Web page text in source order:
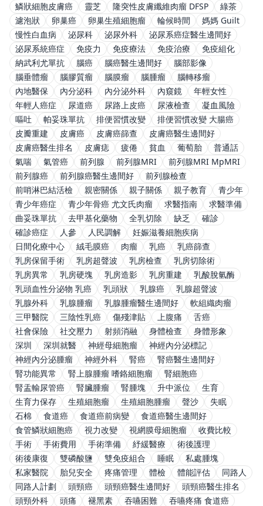
鱗狀細胞皮膚癌
靈芝 隆突性皮膚纖維肉瘤 DFSP
綠茶
濾泡狀
卵巢癌 卵巢生殖細胞瘤 輪候時間
媽媽 Guilt
慢性白血病
泌尿科 泌尿外科
泌尿系癌症醫生邊間好
泌尿系統癌症
免疫力 免疫療法 免疫治療
免疫組化
納武利尤單抗
腦癌 腦癌醫生邊間好
腦部影像
腦垂體瘤
腦膠質瘤 腦膜瘤 腦腫瘤
腦轉移瘤
內地醫保
內分泌科 內分泌外科 內窺鏡
年輕女性
年輕人癌症
尿道癌 尿路上皮癌 尿液檢查
凝血風險
嘔吐
帕妥珠單抗 排便習慣改變
排便習慣改變 大腸癌
皮瓣重建
皮膚癌 皮膚癌篩查
皮膚癌醫生邊間好
皮膚癌醫生排名
皮膚痣 疲倦 貧血 葡萄胎
普通話
氣喘
氣管癌 前列腺 前列腺MRI
前列腺MRI MpMRI
前列腺癌
前列腺癌醫生邊間好
前列腺檢查
前哨淋巴結活檢
親密關係 親子關係 親子教育
青少年
青少年癌症
青少年骨癌 尤文氏肉瘤 求醫指南
求醫準備
曲妥珠單抗
去甲基化藥物 全乳切除 缺乏
確診
確診癌症
人參 人民調解
妊娠滋養細胞疾病
日間化療中心
絨毛膜癌 肉瘤 乳癌
乳癌篩查
乳房保留手術
乳房超聲波 乳房檢查
乳房切除術
乳房異常
乳房硬塊 乳房造影 乳房重建
乳酸脫氫酶
乳頭血性分泌物 乳癌
乳頭狀 乳腺癌
乳腺超聲波
乳腺外科
乳腺腫瘤 乳腺腫瘤醫生邊間好
軟組織肉瘤
三甲醫院
三陰性乳癌 傷殘津貼 上腹痛
舌癌
社會保險
社交壓力 射頻消融 身體檢查
身體形象
深圳
深圳就醫 神經母細胞瘤
神經內分泌標記
神經內分泌腫瘤
神經外科 腎癌
腎癌醫生邊間好
腎功能異常
腎上腺腫瘤 嗜鉻細胞瘤
腎細胞癌
腎盂輸尿管癌
腎臟腫瘤 腎腫塊 升中派位
生育
生育力保存
生殖細胞瘤 生殖細胞腫瘤 聲沙
失眠
石棉
食道癌 食道癌前病變
食道癌醫生邊間好
食管鱗狀細胞癌
視力改變 視網膜母細胞瘤
收費比較
手術
手術費用 手術準備 紓緩醫療
術後護理
術後康復
雙磷酸鹽 雙免疫組合 睡眠
私處腫塊
私家醫院
胎兒安全 疼痛管理 體檢 體能評估
同路人
同路人計劃
頭頸癌 頭頸癌醫生邊間好
頭頸癌醫生排名
頭頸外科
頭痛 褪黑素 吞嚥困難
吞嚥疼痛 食道癌